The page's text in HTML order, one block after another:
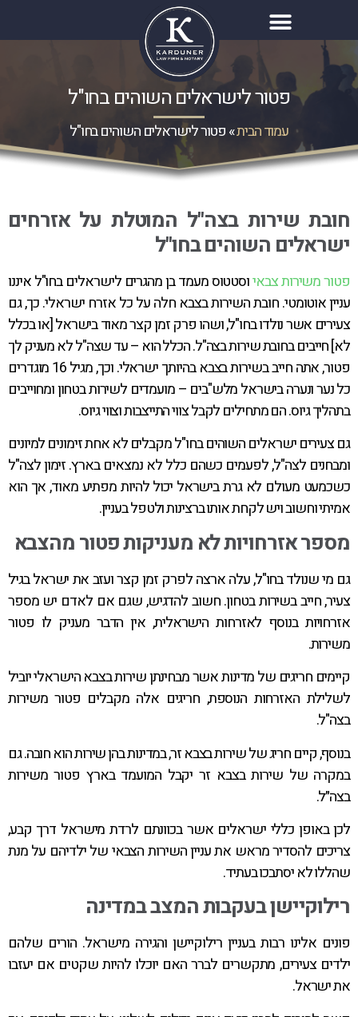
פטור לישראלים השוהים בחו"ל
עמוד הבית»פטור לישראלים השוהים בחו"ל
חובת שירות בצה"ל המוטלת על אזרחים
ישראלים השוהים בחו"ל
פטור משירות צבאיוסטטוס מעמד בן מהגרים לישראלים בחו"ל איננו
עניין אוטומטי. חובת השירות בצבא חלה על כל אזרח ישראלי. כך, גם
צעירים אשר נולדו בחו"ל, ושהו פרק זמן קצר מאוד בישראל [או בכלל
לא] חייבים בחובת שירות בצה"ל. הכלל הוא – עד שצה"ל לא מעניק לך
פטור, אתה חייב בשירות בצבא בהיותך ישראלי. וכך, מגיל 16 מוגדרים
כל נער ונערה בישראל מלש"בים – מועמדים לשירות בטחון ומחוייבים
בתהליך גיוס. הם מתחילים לקבל צווי התייצבות וצווי גיוס.
גם צעירים ישראלים השוהים בחו"ל מקבלים לא אחת זימונים למיונים
ומבחנים לצה"ל, לפעמים כשהם כלל לא נמצאים בארץ. זימון לצה"ל
כשכמעט מעולם לא גרת בישראל יכול להיות מפתיע מאוד, אך הוא
אמיתי וחשוב ויש לקחת אותו ברצינות ולטפל בעניין.
מספר אזרחויות לא מעניקות פטור מהצבא
גם מי שנולד בחו"ל, עלה ארצה לפרק זמן קצר ועזב את ישראל בגיל
צעיר, חייב בשירות בטחון. חשוב להדגיש, שגם אם לאדם יש מספר
אזרחויות בנוסף לאזרחות הישראלית, אין הדבר מעניק לו פטור
משירות.
קיימים חריגים של מדינות אשר מבחינתן שירות בצבא הישראלי יוביל
לשלילת האזרחות הנוספת, חריגים אלה מקבלים פטור משירות
בצה"ל.
בנוסף, קיים חריג של שירות בצבא זר, במדינות בהן שירות הוא חובה. גם
במקרה של שירות בצבא זר יקבל המועמד בארץ פטור משירות
בצה״ל.
לכן באופן כללי ישראלים אשר בכוונתם לרדת מישראל דרך קבע,
צריכים להסדיר מראש את עניין השירות הצבאי של ילדיהם על מנת
שהללו לא יסתבכו בעתיד.
רילוקיישן בעקבות המצב במדינה
פונים אלינו רבות בעניין רילוקיישן והגירה מישראל. הורים שלהם
ילדים צעירים, מתקשרים לברר האם יוכלו להיות שקטים אם יעזבו
את ישראל.